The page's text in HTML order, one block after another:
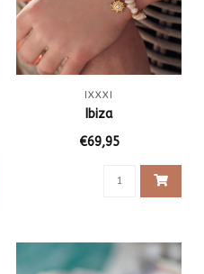
IXXXI
Ibiza
€69,95